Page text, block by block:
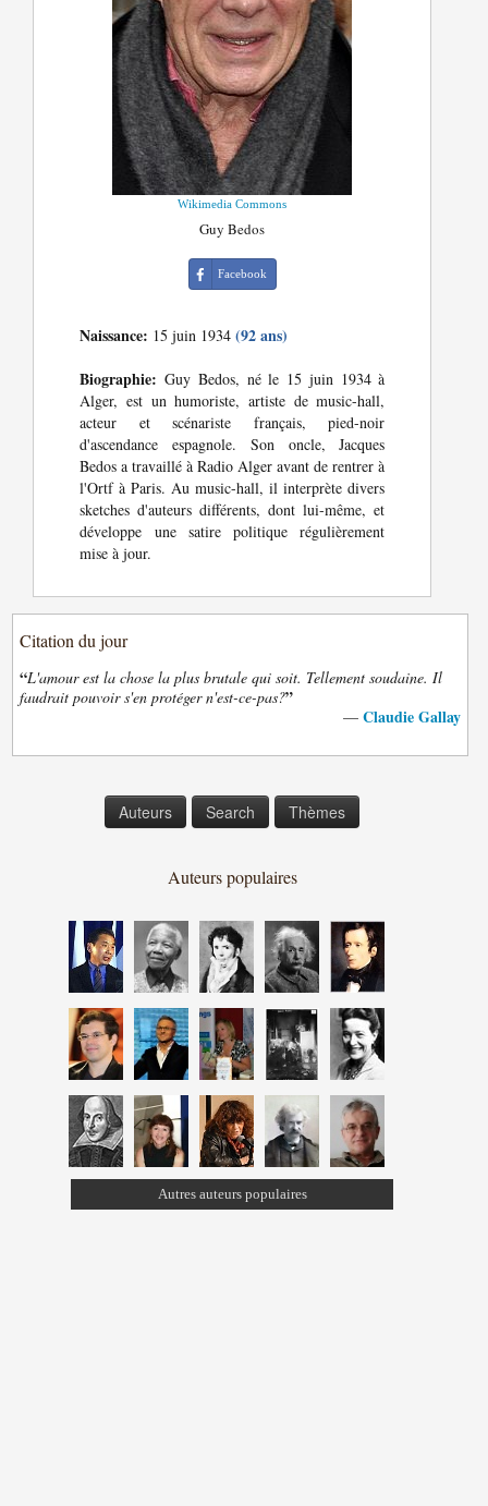
Wikimedia Commons
Guy Bedos
Facebook
Naissance: 15 juin 1934(92 ans)
Biographie: Guy Bedos, né le 15 juin 1934 à
Alger, est un humoriste, artiste de music-hall,
acteur et scénariste français, pied-noir
d'ascendance espagnole. Son oncle, Jacques
Bedos a travaillé à Radio Alger avant de rentrer à
l'Ortf à Paris. Au music-hall, il interprète divers
sketches d'auteurs différents, dont lui-même, et
développe une satire politique régulièrement
mise à jour.
Citation du jour
“L'amour est la chose la plus brutale qui soit. Tellement soudaine. Il
faudrait pouvoir s'en protéger n'est-ce-pas?”
— Claudie Gallay
Auteurs Search Thèmes
Auteurs populaires
Autres auteurs populaires